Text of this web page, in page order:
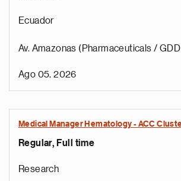
Ecuador
Av. Amazonas (Pharmaceuticals /
Ago 05, 2026
Medical Manager Hematology - ACC
Regular, Full time
Research